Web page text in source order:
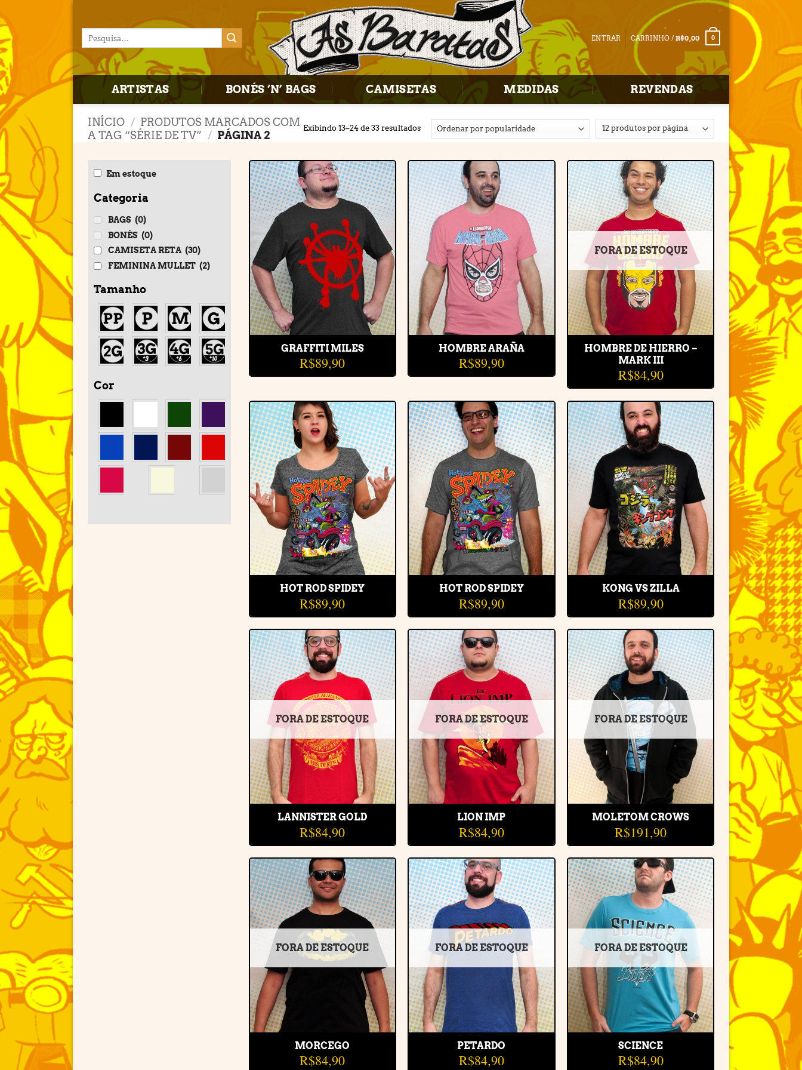
content
ENTRAR CARRINHO /R$0,00 0
ARTISTAS BONÉS ‘N’ BAGS CAMISETAS MEDIDAS REVENDAS
INÍCIO / PRODUTOS MARCADOS COM
A TAG “SÉRIE DE TV” / PÁGINA 2
Exibindo 13–24 de 33 resultados
Em estoque
Categoria
BAGS (0)
BONÉS (0)
CAMISETA RETA (30)
FEMININA MULLET (2)
Tamanho
Cor
' ' ' '
' ' '
Adicionar
à lista de
desejos
GRAFFITI MILES
R$89,90
Adicionar
à lista de
desejos
HOMBRE ARAÑA
R$89,90
Adicionar
à lista de
desejos
FORA DE ESTOQUE
HOMBRE DE HIERRO –
MARK III
R$84,90
Adicionar
à lista de
desejos
HOT ROD SPIDEY
R$89,90
Adicionar
à lista de
desejos
HOT ROD SPIDEY
R$89,90
Adicionar
à lista de
desejos
KONG VS ZILLA
R$89,90
Adicionar
à lista de
desejos
FORA DE ESTOQUE
LANNISTER GOLD
R$84,90
Adicionar
à lista de
desejos
FORA DE ESTOQUE
LION IMP
R$84,90
Adicionar
à lista de
desejos
FORA DE ESTOQUE
MOLETOM CROWS
R$191,90
Adicionar
à lista de
desejos
FORA DE ESTOQUE
MORCEGO
R$84,90
Adicionar
à lista de
desejos
FORA DE ESTOQUE
PETARDO
R$84,90
Adicionar
à lista de
desejos
FORA DE ESTOQUE
SCIENCE
R$84,90